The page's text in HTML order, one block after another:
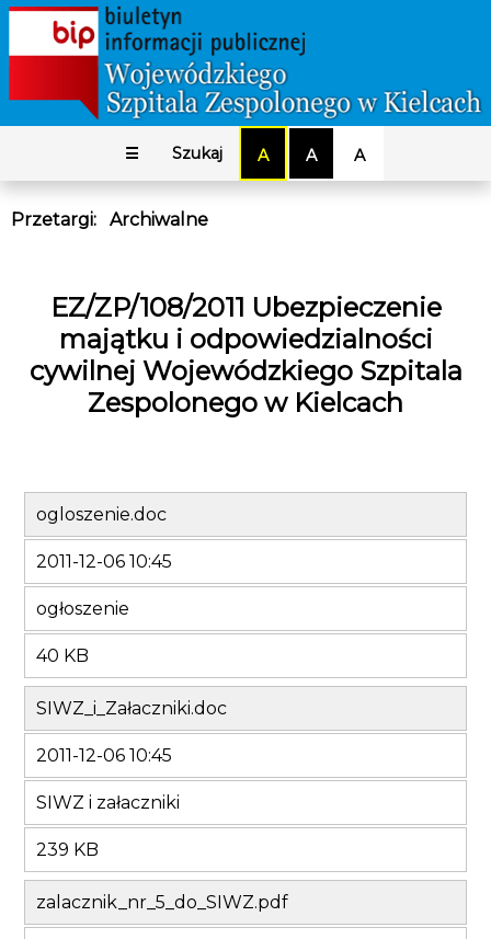
☰ Szukaj A A A
Przetargi: Archiwalne
EZ/ZP/108/2011 Ubezpieczenie
majątku i odpowiedzialności
cywilnej Wojewódzkiego Szpitala
Zespolonego w Kielcach
ogloszenie.doc
2011-12-06 10:45
ogłoszenie
40 KB
SIWZ_i_Załaczniki.doc
2011-12-06 10:45
SIWZ i załaczniki
239 KB
zalacznik_nr_5_do_SIWZ.pdf